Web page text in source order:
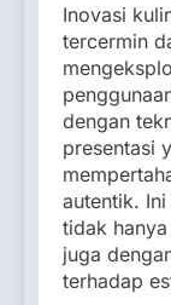
Inovasi
tercermin
dengan
presentasi
autentik.
tidak
juga
terhadap